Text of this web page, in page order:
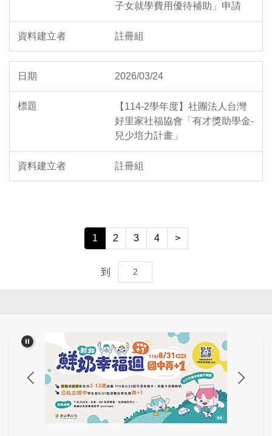
子女就學費用優待補助」申請
註冊組
2026/03/24
【114-2學年度】社團法人台灣
好里家社福協會「有才獎助學金-
兒少培力計畫」
註冊組
1 2 3 4 >
到